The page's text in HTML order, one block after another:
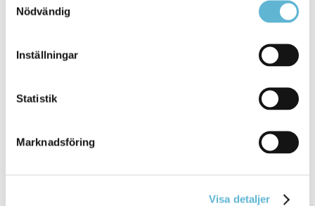
Nödvändig
Inställningar
Statistik
Marknadsföring
Visa detaljer
Postadress